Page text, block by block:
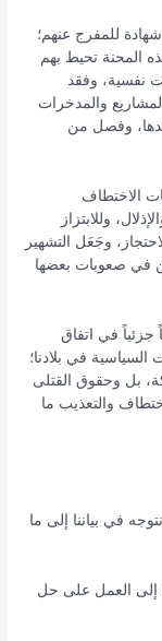
توثيق رابطة أمهات المختطفين (795) شهادة للمفرج عنهم؛
المحنة تحيط بهم
نفسية، وفقد
والمدخرات
وفصل من
الاختطاف
وللابتزاز
وجَعَل التشهير
في صعوبات بعضها
في اتفاق
السياسية في بلادنا؛
بل وحقوق القتلى
والتعذيب ما
الـ 18 من أبريل نتوجه في بياننا إلى ما
إلى العمل على حل